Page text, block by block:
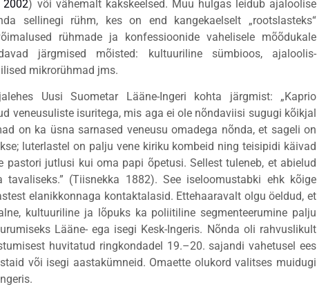
2002) või vähemalt kakskeelsed. Muu hulgas leidub ajaloolise
sellinegi rühm, kes on end kangekaelselt „rootslasteks“
rühmade ja konfessioonide vahelisele mõõdukale
järgmised mõisted: kultuuriline sümbioos, ajaloolis-
mikrorühmad jms.
Uusi Suometar Lääne-Ingeri kohta järgmist: „Kaprio
veneusuliste isuritega, mis aga ei ole nõndaviisi sugugi kõikjal
on ka üsna sarnased veneusu omadega nõnda, et sageli on
luterlastel on palju vene kiriku kombeid ning teisipidi käivad
pastori jutlusi kui oma papi õpetusi. Sellest tuleneb, et abielud
(Tiisnekka 1882). See iseloomustabki ehk kõige
elanikkonnaga kontaktalasid. Ettehaaravalt olgu öeldud, et
kultuuriline ja lõpuks ka poliitiline segmenteerumine palju
Lääne- ega isegi Kesk-Ingeris. Nõnda oli rahvuslikult
huvitatud ringkondadel 19.–20. sajandi vahetusel ees
või isegi aastakümneid. Omaette olukord valitses muidugi